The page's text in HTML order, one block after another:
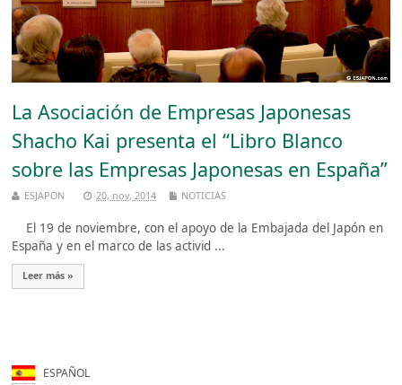
La Asociación de Empresas Japonesas
Shacho Kai presenta el “Libro Blanco
sobre las Empresas Japonesas en España”
ESJAPON 20, nov, 2014 NOTICIAS
El 19 de noviembre, con el apoyo de la Embajada del Japón en
España y en el marco de las activid ...
Leer más »
ESPAÑOL